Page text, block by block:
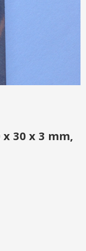
x 30 x 3 mm,